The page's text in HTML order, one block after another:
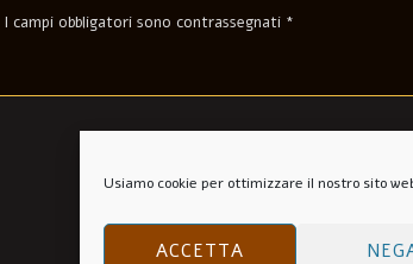
Usiamo cookie per ottimizzare il nostro sito
ACCETTA
I campi obbligatori sono contrassegnati *